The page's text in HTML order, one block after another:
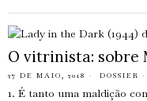
O vitrinista: sobre
27 DE MAIO, 2018 DOSSIER ·
1. É tanto uma maldição